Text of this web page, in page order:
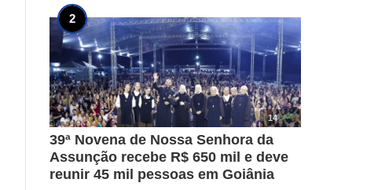
14 
39ª Novena de Nossa Senhora da
Assunção recebe R$ 650 mil e deve
reunir 45 mil pessoas em Goiânia